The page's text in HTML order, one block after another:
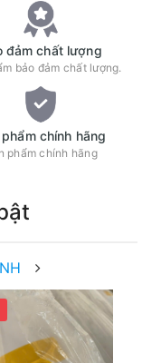
đảm chất lượng
bảo đảm chất lượng.
phẩm chính hãng
phẩm chính hãng